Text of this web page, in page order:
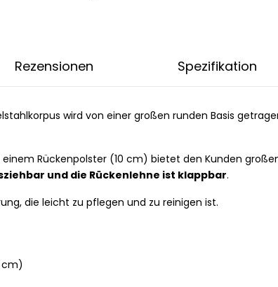
Rezensionen Spezifikation
wird von einer großen runden Basis
Rückenpolster (10 cm) bietet den Kunden
und die Rückenlehne ist klappbar.
die leicht zu pflegen und zu reinigen ist.
cm)